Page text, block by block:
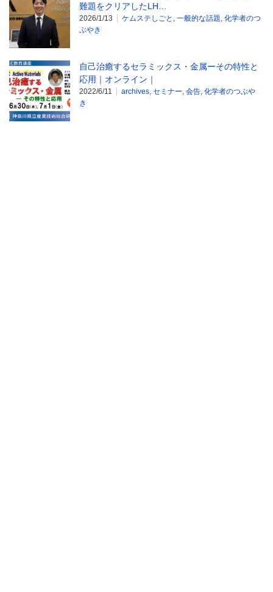
難題をクリアしたLH…
2026/1/13 ケムステしごと 一般的な話題 化学者のつ
ぶやき
自己治癒するセラミックス・金属ーその特性と
応用｜オンライン｜
2022/6/11 archives セミナー 会告 化学者のつぶや
き